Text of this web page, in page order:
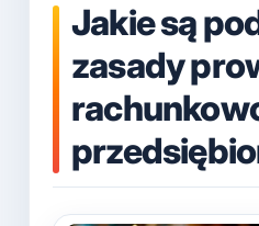
Jakie są
zasady